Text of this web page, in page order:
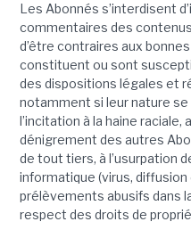
Les Abonnés s’interdisent
commentaires des
d’être contraires aux
constituent ou sont
des dispositions légales et
notamment si leur nature se
l’incitation à la haine raciale,
dénigrement des autres
de tout tiers, à l’usurpation
informatique (virus,
prélèvements abusifs dans
respect des droits de